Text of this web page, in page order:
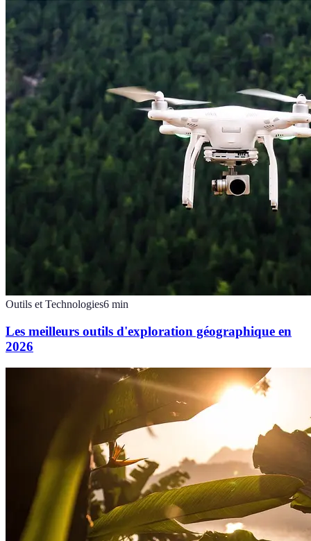
Outils et Technologies6 min
Les meilleurs outils d'exploration géographique en
2026